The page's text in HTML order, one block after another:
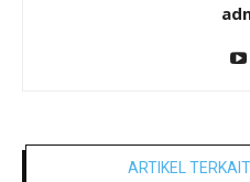
ARTIKEL TERKAIT